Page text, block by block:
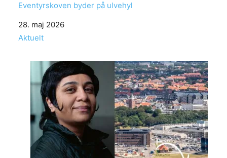
Eventyrskoven byder på ulvehyl
Date
28. maj 2026
In relation to
Aktuelt